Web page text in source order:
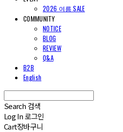
2026 여름 SALE
COMMUNITY
NOTICE
BLOG
REVIEW
Q&A
B2B
English
Search 검색
Log In로그인
Cart장바구니